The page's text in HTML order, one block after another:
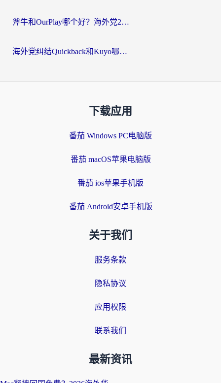
斧牛和OurPlay哪个好？海外党2026亲测：选对加速器，国内资源秒加载
海外党纠结Quickback和Kuyo哪个好？选对回国加速器才能无缝刷国内资源
下载应用
番茄 Windows PC电脑版
番茄 macOS苹果电脑版
番茄 ios苹果手机版
番茄 Android安卓手机版
关于我们
服务条款
隐私协议
应用权限
联系我们
最新资讯